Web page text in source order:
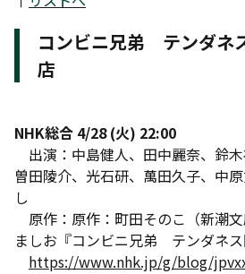
コンビニ兄弟 テンダネ
店
NHK総合 4/28 (火) 22:00
出演：中島健人、田中麗奈、鈴木
曽田陵介、光石研、萬田久子、中
し
原作：原作：町田そのこ（新潮
ましお『コンビニ兄弟 テンダネス
https://www.nhk.jp/g/blog/